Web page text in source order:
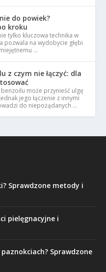
do powiek?
kroku
tylko kluczowa technika w
pozwala na wydobycie głębi
…
z czym nie łączyć: dla
może przynieść ulgę
jego łączenie z innymi
do niepożądanych …
Sprawdzone metody i
pielęgnacyjne i
Sprawdzone